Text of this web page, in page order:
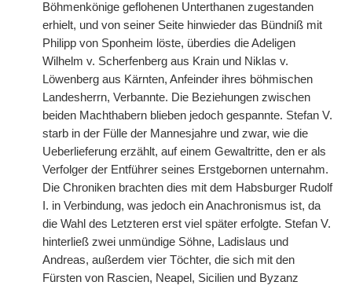
Böhmenkönige geflohenen Unterthanen zugestanden
erhielt, und von seiner Seite hinwieder das Bündniß mit
Philipp von Sponheim löste, überdies die Adeligen
Wilhelm v. Scherfenberg aus Krain und Niklas v.
Löwenberg aus Kärnten, Anfeinder ihres böhmischen
Landesherrn, Verbannte. Die Beziehungen zwischen
beiden Machthabern blieben jedoch gespannte. Stefan V.
starb in der Fülle der Mannesjahre und zwar, wie die
Ueberlieferung erzählt, auf einem Gewaltritte, den er als
Verfolger der Entführer seines Erstgebornen unternahm.
Die Chroniken brachten dies mit dem Habsburger Rudolf
I. in Verbindung, was jedoch ein Anachronismus ist, da
die Wahl des Letzteren erst viel später erfolgte. Stefan V.
hinterließ zwei unmündige Söhne, Ladislaus und
Andreas, außerdem vier Töchter, die sich mit den
Fürsten von Rascien, Neapel, Sicilien und Byzanz